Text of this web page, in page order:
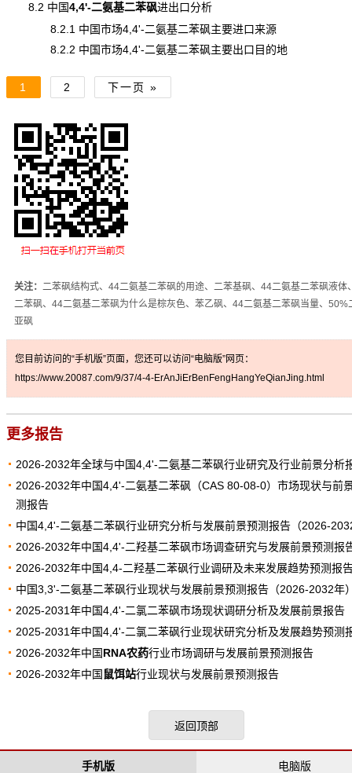
8.2 中国4,4'-二氨基二苯砜进出口分析
8.2.1 中国市场4,4'-二氨基二苯砜主要进口来源
8.2.2 中国市场4,4'-二氨基二苯砜主要出口目的地
1 2 下一页 »
关注： 二苯砜结构式、44二氨基二苯砜的用途、二苯基砜、44二氨基二苯砜液体
二苯砜、44二氨基二苯砜为什么是棕灰色、苯乙砜、44二氨基二苯砜当量、50%
亚砜
您目前访问的“手机版”页面，您还可以访问“电脑版”网页：
https://www.20087.com/9/37/4-4-ErAnJiErBenFengHangYeQianJing.html
更多报告
2026-2032年全球与中国4,4'-二氨基二苯砜行业研究及行业前景分析
2026-2032年中国4,4'-二氨基二苯砜（CAS 80-08-0）市场现状与前
测报告
中国4,4'-二氨基二苯砜行业研究分析与发展前景预测报告（2026-
2026-2032年中国4,4'-二羟基二苯砜市场调查研究与发展前景预测报
2026-2032年中国4,4-二羟基二苯砜行业调研及未来发展趋势预测报
中国3,3'-二氨基二苯砜行业现状与发展前景预测报告（2026-2032年
2025-2031年中国4,4'-二氯二苯砜市场现状调研分析及发展前景报告
2025-2031年中国4,4'-二氯二苯砜行业现状研究分析及发展趋势预测
2026-2032年中国RNA农药行业市场调研与发展前景预测报告
2026-2032年中国 鼠饵站行业现状与发展前景预测报告
返回顶部
电脑版
手机版